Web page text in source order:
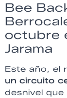
Bee
octubre
Jarama
Este año, el
un circuito
desnivel